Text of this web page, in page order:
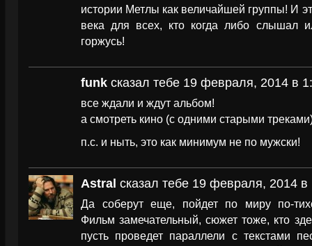
истории Метлы как величайшей группы! И
века для всех, кто когда либо слышал
горжусь!
funk сказал тебе 19 февраля, 2014 в
все ждали и ждут альбом!
а смотреть кино (с одними старыми
п.с. и ныть, это как минимум не по мужски!
Astral сказал тебе 19 февраля, 2014 в
Да соберут еще, пойдет по миру по-
Фильм замечательный, сюжет тоже, кто
пусть проведет параллели с текстами